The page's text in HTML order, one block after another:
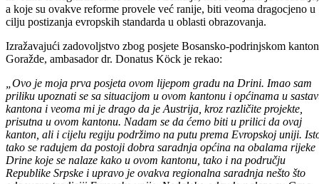
ovoj oblasti sa kojima se susreću i Ministarstvo i obrazovne ustanove.
Takođe, ministrica je pomenula i reforme u obrazovanju na svim
a koje su ovakve reforme provele već ranije, biti veoma dragocjeno u
cilju postizanja evropskih standarda u oblasti obrazovanja.
Izražavajući zadovoljstvo zbog posjete Bosansko-podrinjskom
Goražde, ambasador dr. Donatus Köck je rekao:
„Ovo je moja prva posjeta ovom lijepom gradu na Drini. Imao sam
priliku upoznati se sa situacijom u ovom kantonu i općinama u
kantona i veoma mi je drago da je Austrija, kroz različite projekte,
prisutna u ovom kantonu. Nadam se da ćemo biti u prilici da ovaj
kanton, ali i cijelu regiju podržimo na putu prema Evropskoj uniji.